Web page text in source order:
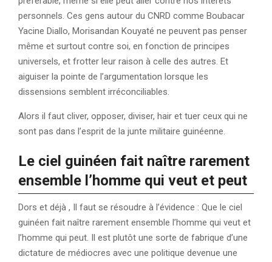
personnels. Ces gens autour du CNRD comme Boubacar
Yacine Diallo, Morisandan Kouyaté ne peuvent pas penser
même et surtout contre soi, en fonction de principes
universels, et frotter leur raison à celle des autres. Et
aiguiser la pointe de l’argumentation lorsque les
dissensions semblent irréconciliables.
Alors il faut cliver, opposer, diviser, hair et tuer ceux qui ne
sont pas dans l’esprit de la junte militaire guinéenne.
Le ciel guinéen fait naître rarement
ensemble l’homme qui veut et peut
Dors et déjà , Il faut se résoudre à l’évidence : Que le ciel
guinéen fait naître rarement ensemble l’homme qui veut et
l’homme qui peut. Il est plutôt une sorte de fabrique d’une
dictature de médiocres avec une politique devenue une